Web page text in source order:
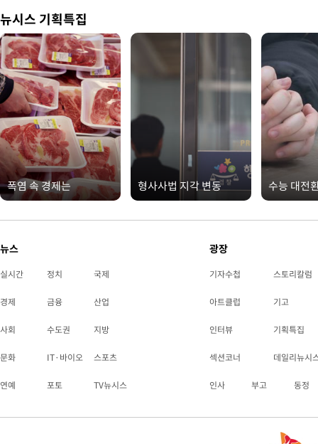
뉴시스 기획특집
폭염 속 경제는 형사사법 지각 변동 수능 대전
뉴스
실시간 정치 국제
경제 금융 산업
사회 수도권 지방
문화 IT·바이오 스포츠
연예 포토 TV뉴시스
광장
기자수첩 스토리칼럼
아트클럽 기고
인터뷰 기획특집
섹션코너 데일리뉴시
인사 부고 동정